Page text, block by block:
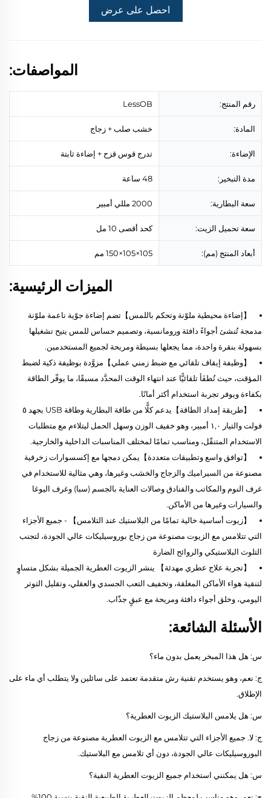
احصل على عرض
المواصفات:
رقم المنتج: LessOB
المادة: خشب صلب + زجاج
الإضاءة: تدرج قوس قزح + إضاءة ثابتة
مدة التبخير: 48 ساعة
سعة البطارية: 2000 مللي أمبير
سعة تحميل الزيت: كحد أقصى 10 مل
أبعاد المنتج (مم): 105×105×150 مم
الميزات الرئيسية:
【إضاءة محيطية ملوّنة وتحكم باللمس】تضم إضاءة جوّية ناعمة ملوّنة
مدمجة تُنشئ أجواءً دافئة ورومانسية، وتصميم حساس للمس يتيح تشغيلها
بسهولة بنقرة واحدة، مما يجعلها بسيطة ومريحة لجميع المستخدمين.
【وظيفة إيقاف تلقائي مع ضبط زمني عملي】مزوَّدة بوظيفة ذكية لضبط
المؤقت، حيث تُطفَأ تلقائيًّا عند انتهاء الوقت المحدَّد مسبقًا، ما يوفّر الطاقة
بكفاءة ويوفر تجربة استخدام أكثر أمانًا.
【طريقة إمداد الطاقة】يدعم كلًّا من طاقة البطارية وطاقة USB بجهد ٥
فولت والتيار ١,٠ أمبير، وهو خفيف الوزن وسهل الحمل ليتلاءم مع متطلبات
الاستخدام المتنقّل، ومناسب تمامًا لمختلف المناسبات الداخلية والخارجية.
【توافق واسع وتطبيقات متعددة】يمكن دمجها مع إكسسوارات زخرفية
مصنوعة من السيراميك والزجاج والخشب وغيرها، وهي مثالية للاستخدام في
غرف النوم والمكاتب والفنادق وصالات العناية بالجسم (سبا) وغرف اليوغا
والسيارات وغيرها من الأماكن.
【زيوت أساسية خالية تمامًا من البلاستيك عند التلامس】 - جميع الأجزاء
التي تتلامس مع الزيوت مصنوعة من زجاج بوروسيليكات عالي الجودة، لتجنب
التلوث البلاستيكي والروائح الضارة
【تجربة علاج عطري مهدئة】 ينشر الزيوت العطرية الجميلة بشكل متساوٍ
لتنقية هواء الأماكن المغلقة، وتخفيف التعب الجسدي والعقلي، وتقليل التوتر
اليومي، وخلق أجواء دافئة ومريحة مع عبقٍ جذّاب.
الأسئلة الشائعة:
س: هل هذا المبخر يعمل بدون ماء؟
ج: نعم، وهو يستخدم تقنية رش متقدمة تعتمد على سائلين ولا يتطلب أي ماء على
الإطلاق.
س: هل يلامس البلاستيك الزيوت العطرية؟
ج: لا. جميع الأجزاء التي تتلامس مع الزيوت العطرية مصنوعة من زجاج
البوروسيليكات عالي الجودة، دون أي تلامس مع البلاستيك.
س: هل يمكنني استخدام جميع الزيوت العطرية النقية؟